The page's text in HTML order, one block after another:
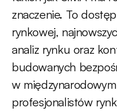
znaczenie. To
rynkowej,
analiz rynku oraz
budowanych
w
profesjonalistów